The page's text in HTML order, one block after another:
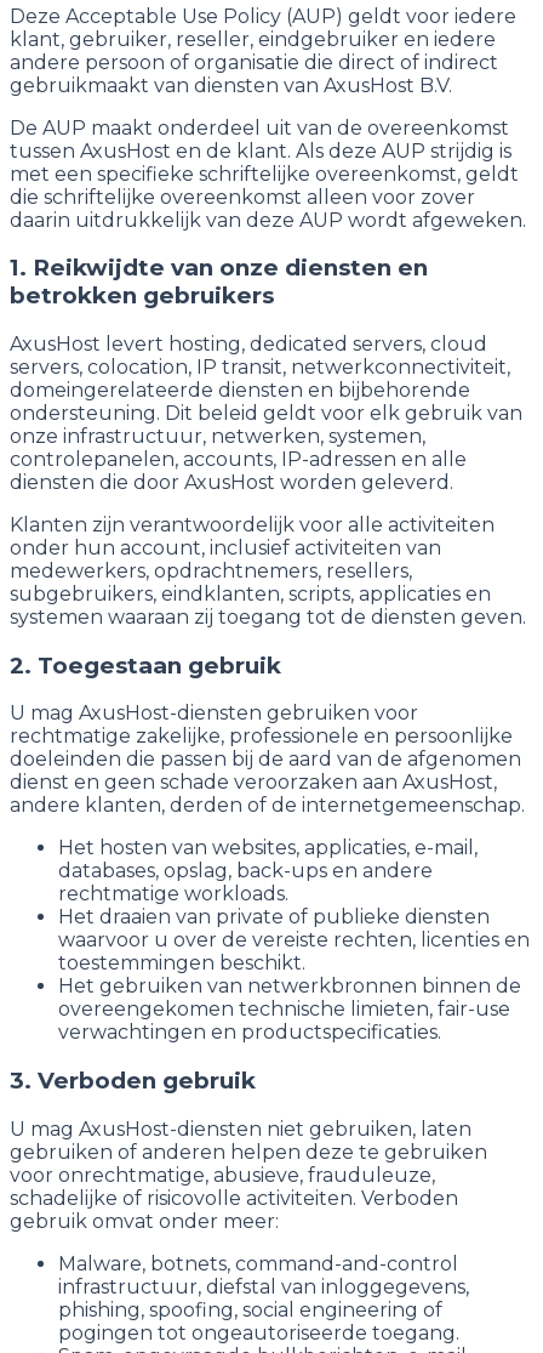
Deze Acceptable Use Policy (AUP) geldt voor iedere
klant, gebruiker, reseller, eindgebruiker en iedere
andere persoon of organisatie die direct of indirect
gebruikmaakt van diensten van AxusHost B.V.
De AUP maakt onderdeel uit van de overeenkomst
tussen AxusHost en de klant. Als deze AUP strijdig is
met een specifieke schriftelijke overeenkomst, geldt
die schriftelijke overeenkomst alleen voor zover
daarin uitdrukkelijk van deze AUP wordt afgeweken.
1. Reikwijdte van onze diensten en
betrokken gebruikers
AxusHost levert hosting, dedicated servers, cloud
servers, colocation, IP transit, netwerkconnectiviteit,
domeingerelateerde diensten en bijbehorende
ondersteuning. Dit beleid geldt voor elk gebruik van
onze infrastructuur, netwerken, systemen,
controlepanelen, accounts, IP-adressen en alle
diensten die door AxusHost worden geleverd.
Klanten zijn verantwoordelijk voor alle activiteiten
onder hun account, inclusief activiteiten van
medewerkers, opdrachtnemers, resellers,
subgebruikers, eindklanten, scripts, applicaties en
systemen waaraan zij toegang tot de diensten geven.
2. Toegestaan gebruik
U mag AxusHost-diensten gebruiken voor
rechtmatige zakelijke, professionele en persoonlijke
doeleinden die passen bij de aard van de afgenomen
dienst en geen schade veroorzaken aan AxusHost,
andere klanten, derden of de internetgemeenschap.
Het hosten van websites, applicaties, e-mail,
databases, opslag, back-ups en andere
rechtmatige workloads.
Het draaien van private of publieke diensten
waarvoor u over de vereiste rechten, licenties en
toestemmingen beschikt.
Het gebruiken van netwerkbronnen binnen de
overeengekomen technische limieten, fair-use
verwachtingen en productspecificaties.
3. Verboden gebruik
U mag AxusHost-diensten niet gebruiken, laten
gebruiken of anderen helpen deze te gebruiken
voor onrechtmatige, abusieve, frauduleuze,
schadelijke of risicovolle activiteiten. Verboden
gebruik omvat onder meer:
Malware, botnets, command-and-control
infrastructuur, diefstal van inloggegevens,
phishing, spoofing, social engineering of
pogingen tot ongeautoriseerde toegang.